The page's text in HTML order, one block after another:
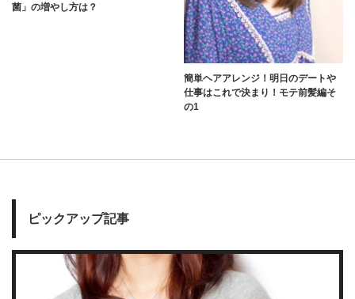
菌」の増やし方は？
簡単ヘアアレンジ！明日のデートや
仕事はこれで決まり！モテ前髪編そ
の1
ピックアップ記事